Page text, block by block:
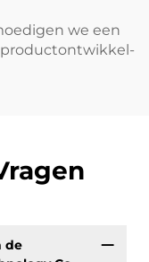
we een
de